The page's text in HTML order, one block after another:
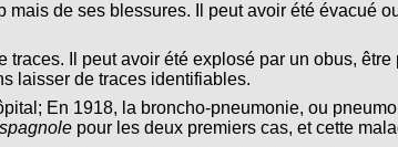
mais de ses blessures. Il peut avoir été évacué
Il peut avoir été explosé par un obus,
laisser de traces identifiables.
En 1918, la broncho-pneumonie, ou
pour les deux premiers cas, et cette